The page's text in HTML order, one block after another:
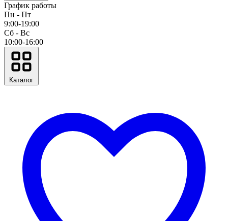
График работы
Пн - Пт
9:00-19:00
Сб - Вс
10:00-16:00
Каталог